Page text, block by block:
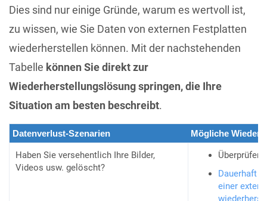
Dies sind nur einige Gründe, warum es wertvoll ist,
zu wissen, wie Sie Daten von externen Festplatten
wiederherstellen können. Mit der nachstehenden
Tabelle können Sie direkt zur
Wiederherstellungslösung springen, die Ihre
Situation am besten beschreibt.
Datenverlust-Szenarien Mögliche
Haben Sie versehentlich Ihre Bilder,
Videos usw. gelöscht?
Überprüfen
Dauerhaft
einer